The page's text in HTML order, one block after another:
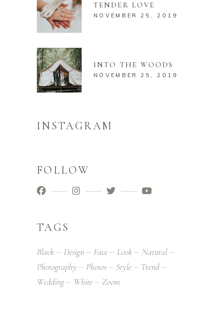
TENDER LOVE
NOVEMBER 25, 2019
INTO THE WOODS
NOVEMBER 25, 2019
INSTAGRAM
FOLLOW
TAGS
Black Design Face Look
Natural
Photography
Photos Style
Trend
Wedding
White Zoom